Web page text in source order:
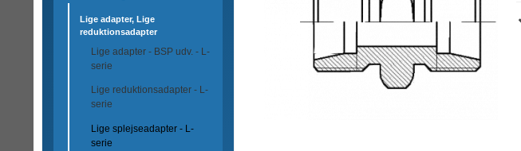
Lige adapter, Lige
reduktionsadapter
Lige adapter - BSP udv. - L-
serie
Lige reduktionsadapter - L-
serie
Lige splejseadapter - L-
serie